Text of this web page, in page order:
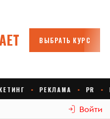
Войти